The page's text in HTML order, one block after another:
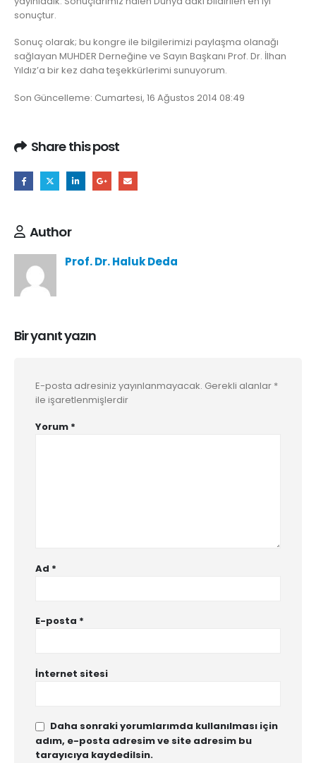
sonuçtur.
Sonuç olarak; bu kongre ile bilgilerimizi paylaşma olanağı
sağlayan MUHDER Derneğine ve Sayın Başkanı Prof. Dr. İlhan
Yıldız’a bir kez daha teşekkürlerimi sunuyorum.
Son Güncelleme: Cumartesi, 16 Ağustos 2014 08:49
Share this post
Author
Prof. Dr. Haluk Deda
Bir yanıt yazın
E-posta adresiniz yayınlanmayacak. Gerekli alanlar *
ile işaretlenmişlerdir
Yorum *
Ad *
E-posta *
İnternet sitesi
Daha sonraki yorumlarımda kullanılması için
adım, e-posta adresim ve site adresim bu
tarayıcıya kaydedilsin.